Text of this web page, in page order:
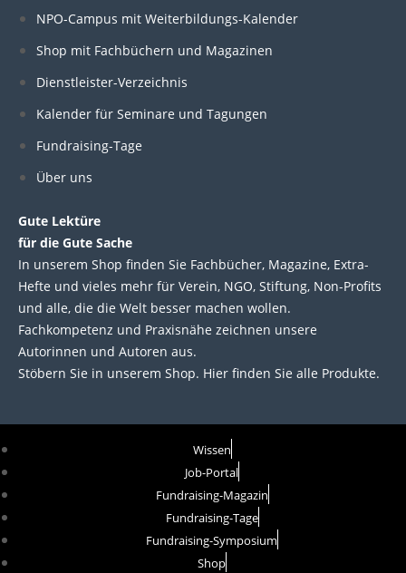
k
e
d
i
n
e
b
o
o
t
t
e
t
u
b
NPO-Campus mit Weiterbildungs-Kalender
Shop mit Fachbüchern und Magazinen
Dienstleister-Verzeichnis
Kalender für Seminare und Tagungen
Fundraising-Tage
Über uns
Gute Lektüre
für die Gute Sache
In unserem Shop finden Sie Fachbücher, Magazine, Extra-
Hefte und vieles mehr für Verein, NGO, Stiftung, Non-Profits
und alle, die die Welt besser machen wollen.
Fachkompetenz und Praxisnähe zeichnen unsere
Autorinnen und Autoren aus.
Stöbern Sie in unserem Shop. Hier finden Sie alle Produkte.
Wissen
Job-Portal
Fundraising-Magazin
Fundraising-Tage
Fundraising-Symposium
Shop